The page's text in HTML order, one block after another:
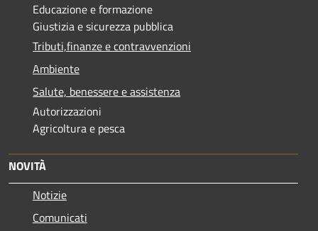
Educazione e formazione
Giustizia e sicurezza pubblica
Tributi,finanze e contravvenzioni
Ambiente
Salute, benessere e assistenza
Autorizzazioni
Agricoltura e pesca
NOVITÀ
Notizie
Comunicati